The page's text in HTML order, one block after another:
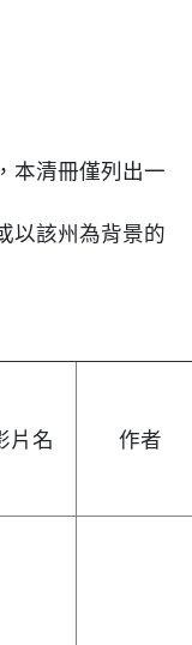
摘
本清冊僅列出一
以該州為背景的
片名 作者